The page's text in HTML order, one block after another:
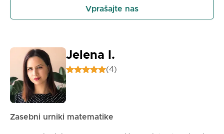
ki jih boš zlahka povezal.
✨ Vajamo naloge iz zbirk, kontrolnih in sprejemnih
pomaga ne le v fiziki, temveč tudi v matematiki in
drugih predmetih.
✨ Pomagam ti, da ljubiš učenje skozi razumevanje,
ne pa le zgolj pomnjenje formul.
✨ Se pripravljamo na manjšo maturo ali sprejemne
izpite brez stresa.
Vprašajte nas
Jelena I.
(4)
Zasebni urniki matematike